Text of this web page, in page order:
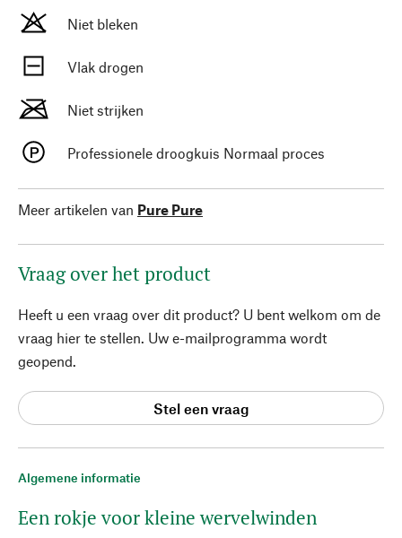
Algemene informatie
Een rokje voor kleine wervelwinden
Niet bleken
Vlak drogen
Niet strijken
Professionele droogkuis Normaal proces
Meer artikelen van Pure Pure
Vraag over het product
Heeft u een vraag over dit product? U bent welkom om de
vraag hier te stellen. Uw e-mailprogramma wordt
geopend.
Stel een vraag